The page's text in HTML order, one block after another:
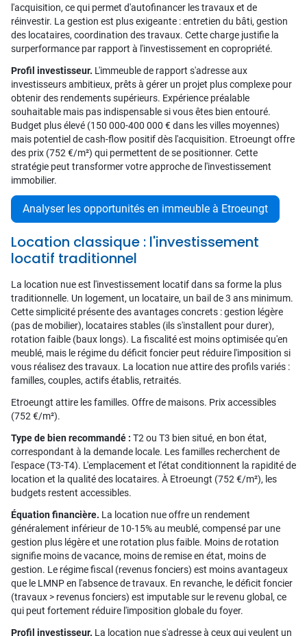
l'acquisition, ce qui permet d'autofinancer les travaux et de
réinvestir. La gestion est plus exigeante : entretien du bâti, gestion
des locataires, coordination des travaux. Cette charge justifie la
surperformance par rapport à l'investissement en copropriété.
Profil investisseur. L'immeuble de rapport s'adresse aux
investisseurs ambitieux, prêts à gérer un projet plus complexe pour
obtenir des rendements supérieurs. Expérience préalable
souhaitable mais pas indispensable si vous êtes bien entouré.
Budget plus élevé (150 000-400 000 € dans les villes moyennes)
mais potentiel de cash-flow positif dès l'acquisition. Etroeungt offre
des prix (752 €/m²) qui permettent de se positionner. Cette
stratégie peut transformer votre approche de l'investissement
immobilier.
Analyser les opportunités en immeuble à Etroeungt
Location classique : l'investissement
locatif traditionnel
La location nue est l'investissement locatif dans sa forme la plus
traditionnelle. Un logement, un locataire, un bail de 3 ans minimum.
Cette simplicité présente des avantages concrets : gestion légère
(pas de mobilier), locataires stables (ils s'installent pour durer),
rotation faible (baux longs). La fiscalité est moins optimisée qu'en
meublé, mais le régime du déficit foncier peut réduire l'imposition si
vous réalisez des travaux. La location nue attire des profils variés :
familles, couples, actifs établis, retraités.
Etroeungt attire les familles. Offre de maisons. Prix accessibles
(752 €/m²).
Type de bien recommandé : T2 ou T3 bien situé, en bon état,
correspondant à la demande locale. Les familles recherchent de
l'espace (T3-T4). L'emplacement et l'état conditionnent la rapidité de
location et la qualité des locataires. À Etroeungt (752 €/m²), les
budgets restent accessibles.
Équation financière. La location nue offre un rendement
généralement inférieur de 10-15% au meublé, compensé par une
gestion plus légère et une rotation plus faible. Moins de rotation
signifie moins de vacance, moins de remise en état, moins de
gestion. Le régime fiscal (revenus fonciers) est moins avantageux
que le LMNP en l'absence de travaux. En revanche, le déficit foncier
(travaux > revenus fonciers) est imputable sur le revenu global, ce
qui peut fortement réduire l'imposition globale du foyer.
Profil investisseur. La location nue s'adresse à ceux qui veulent un